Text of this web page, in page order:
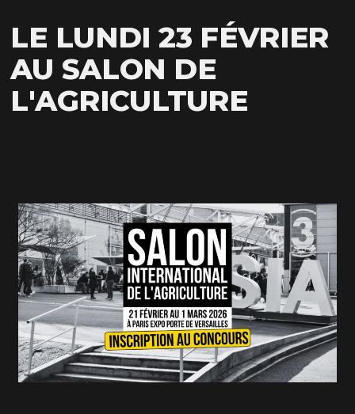
LE LUNDI 23 FÉVRIER
AU SALON DE
L'AGRICULTURE